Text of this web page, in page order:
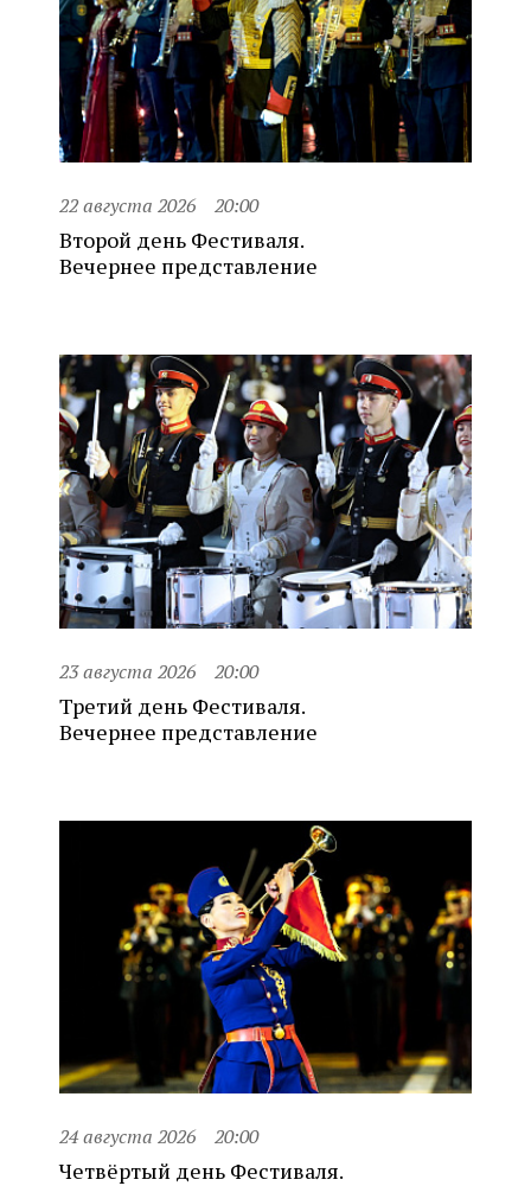
22 августа 2026 20:00
Второй день Фестиваля.
Вечернее представление
23 августа 2026 20:00
Третий день Фестиваля.
Вечернее представление
24 августа 2026 20:00
Четвёртый день Фестиваля.